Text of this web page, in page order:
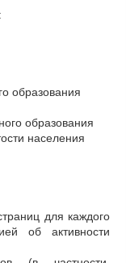
образования
образования
населения
для каждого
об активности